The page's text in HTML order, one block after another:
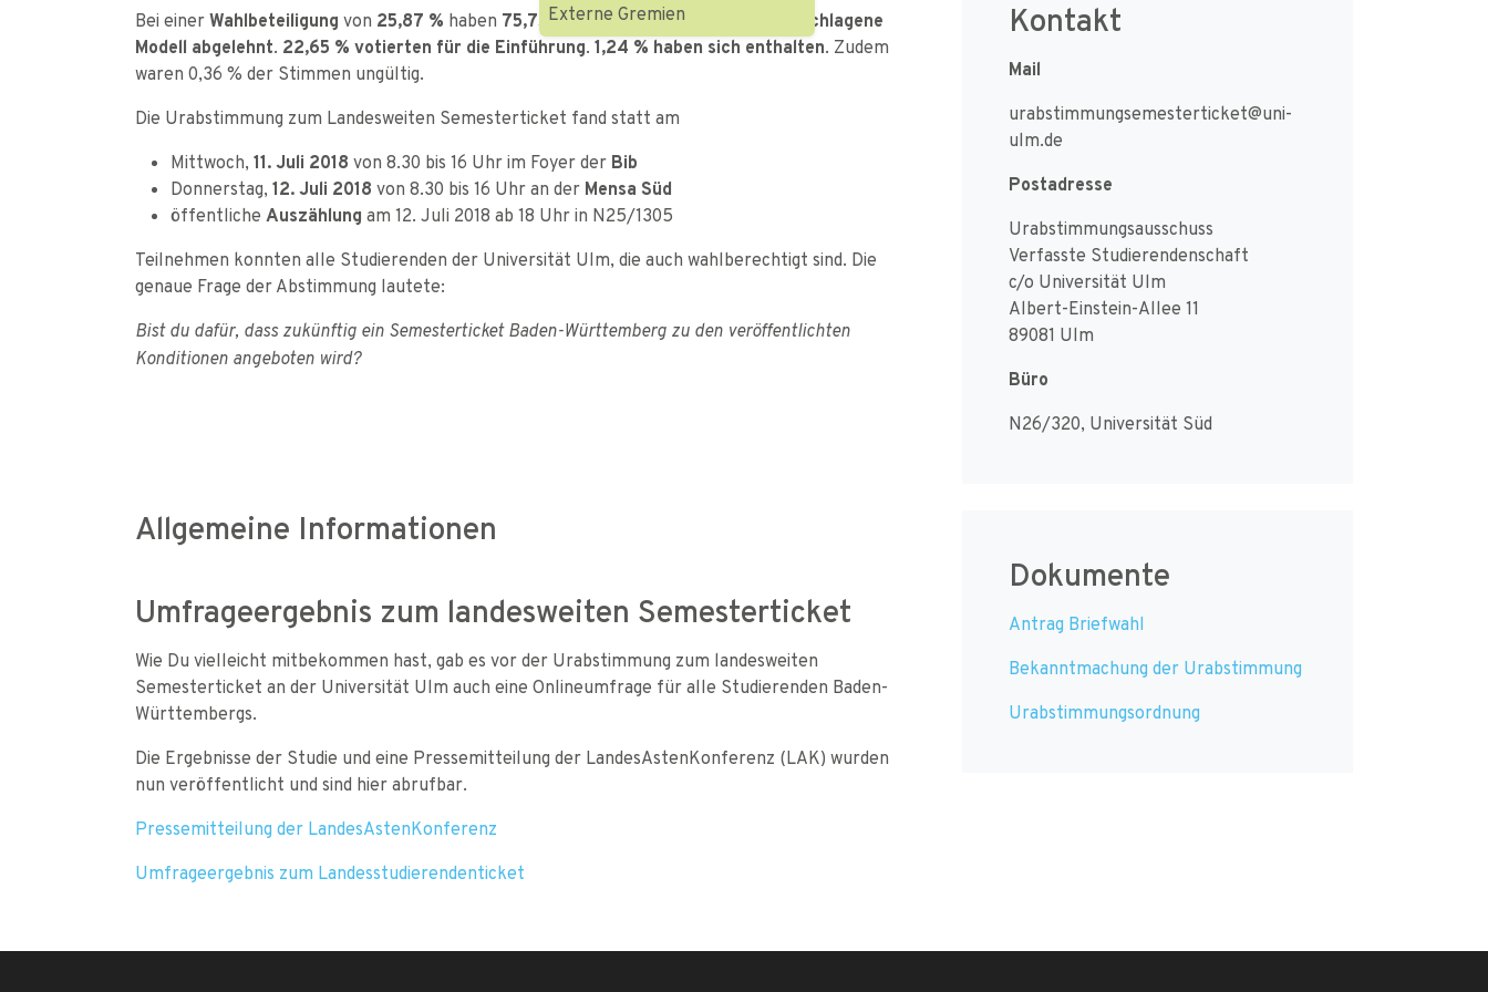
Externe Gremien
Bei einerWahlbeteiligung von 25,87 % haben 75,75 %der Studierenden das vorgeschlagene
Modell abgelehnt. 22,65 % votierten für die Einführung. 1,24 % haben sich enthalten. Zudem
waren 0,36 % der Stimmen ungültig.
Die Urabstimmung zum Landesweiten Semesterticket fand statt am
Mittwoch, 11. Juli 2018 von 8.30 bis 16 Uhr im Foyer der Bib
Donnerstag, 12. Juli 2018 von 8.30 bis 16 Uhr an der Mensa Süd
öffentliche Auszählung am 12. Juli 2018 ab 18 Uhr in N25/1305
Teilnehmen konnten alle Studierenden der Universität Ulm, die auch wahlberechtigt sind. Die
genaue Frage der Abstimmung lautete:
Bist du dafür, dass zukünftig ein Semesterticket Baden-Württemberg zu den veröffentlichten
Konditionen angeboten wird?
Allgemeine Informationen
Umfrageergebnis zum landesweiten Semesterticket
Wie Du vielleicht mitbekommen hast, gab es vor der Urabstimmung zum landesweiten
Semesterticket an der Universität Ulm auch eine Onlineumfrage für alle Studierenden Baden-
Württembergs.
Die Ergebnisse der Studie und eine Pressemitteilung der LandesAstenKonferenz (LAK) wurden
nun veröffentlicht und sind hier abrufbar.
Pressemitteilung der LandesAstenKonferenz
Umfrageergebnis zum Landesstudierendenticket
Kontakt
Mail
urabstimmungsemesterticket@uni-
ulm.de
Postadresse
Urabstimmungsausschuss
Verfasste Studierendenschaft
c/o Universität Ulm
Albert-Einstein-Allee 11
89081 Ulm
Büro
N26/320, Universität Süd
Dokumente
Antrag Briefwahl
Bekanntmachung der Urabstimmung
Urabstimmungsordnung